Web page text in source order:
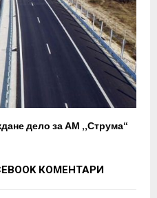
дело за АМ „Струма“
КОМЕНТАРИ